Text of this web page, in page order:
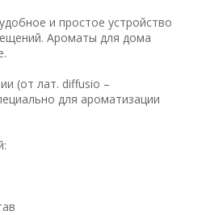
и простое устройство
Ароматы для дома
(от лат. diffusio –
для ароматизации